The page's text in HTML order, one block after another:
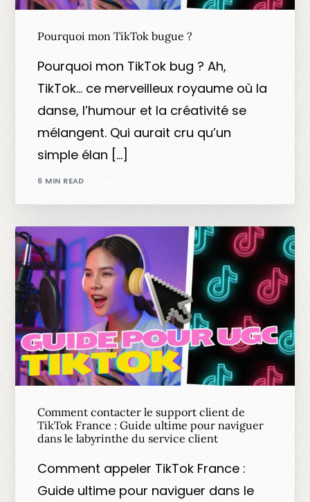
Pourquoi mon TikTok bugue ?
Pourquoi mon TikTok bug ? Ah,
TikTok… ce merveilleux royaume où la
danse, l’humour et la créativité se
mélangent. Qui aurait cru qu’un
simple élan […]
6 MIN READ
Comment contacter le support client de
TikTok France : Guide ultime pour naviguer
dans le labyrinthe du service client
Comment appeler TikTok France :
Guide ultime pour naviguer dans le